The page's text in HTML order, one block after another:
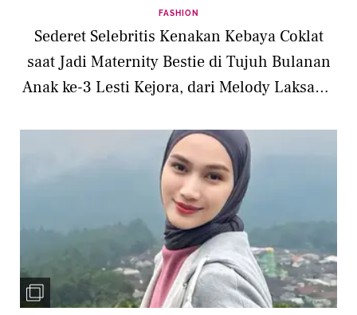
FASHION
Sederet Selebritis Kenakan Kebaya Coklat
saat Jadi Maternity Bestie di Tujuh Bulanan
Anak ke-3 Lesti Kejora, dari Melody Laksani-